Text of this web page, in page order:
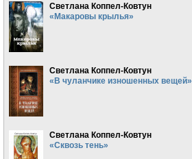
Светлана Коппел-Ковтун
«Макаровы крылья»
Светлана Коппел-Ковтун
«В чуланчике изношенных вещей»
Светлана Коппел-Ковтун
«Сквозь тень»